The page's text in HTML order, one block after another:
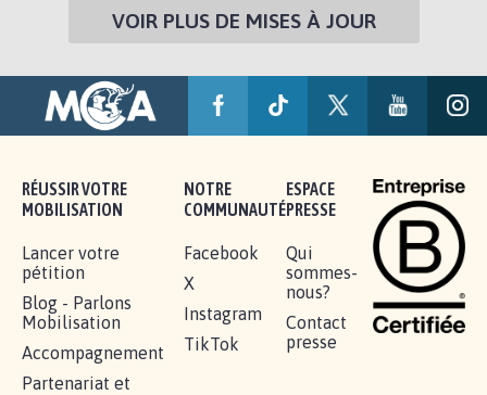
VOIR PLUS DE MISES À JOUR
RÉUSSIR VOTRE
MOBILISATION
Lancer votre
pétition
Blog - Parlons
Mobilisation
Accompagnement
Partenariat et
NOTRE
COMMUNAUTÉ
Facebook
X
Instagram
TikTok
ESPACE
PRESSE
Qui
sommes-
nous?
Contact
presse